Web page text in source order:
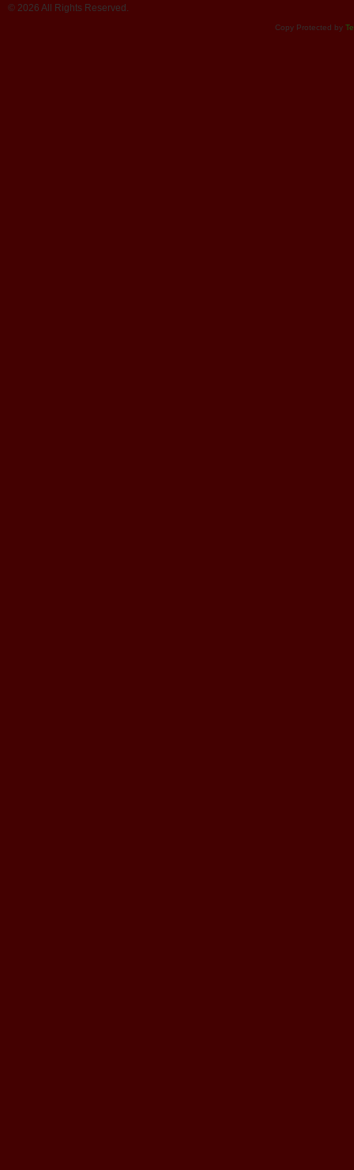
© 2026 All Rights Reserved.
Copy Protected by